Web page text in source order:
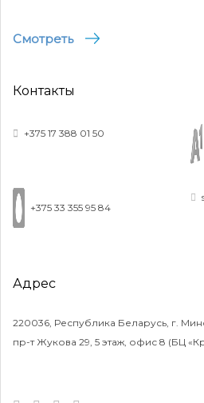
Смотреть
Контакты
+375 17 388 01 50
+375 33 355 95 84
Адрес
220036, Республика Беларусь, г.
пр-т Жукова 29, 5 этаж, офис 8 (БЦ